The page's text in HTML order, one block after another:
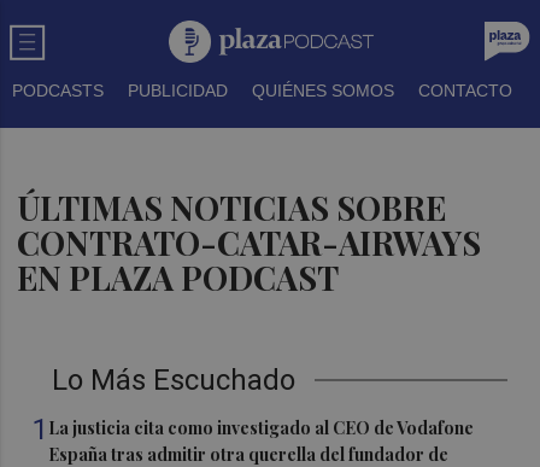
PODCASTS PUBLICIDAD QUIÉNES SOMOS CONTACTO
ÚLTIMAS NOTICIAS SOBRE
CONTRATO-CATAR-AIRWAYS
EN PLAZA PODCAST
Lo Más Escuchado
1 La justicia cita como investigado al CEO de Vodafone
España tras admitir otra querella del fundador de